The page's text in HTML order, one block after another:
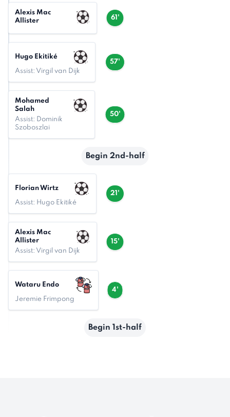
61'
Alexis Mac
Allister
57'
Hugo Ekitiké
Assist: Virgil van Dijk
50'
Mohamed
Salah
Assist: Dominik
Szoboszlai
Begin 2nd-half
21'
Florian Wirtz
Assist: Hugo Ekitiké
15'
Alexis Mac
Allister
Assist: Virgil van Dijk
4'
Wataru Endo
Jeremie Frimpong
Begin 1st-half